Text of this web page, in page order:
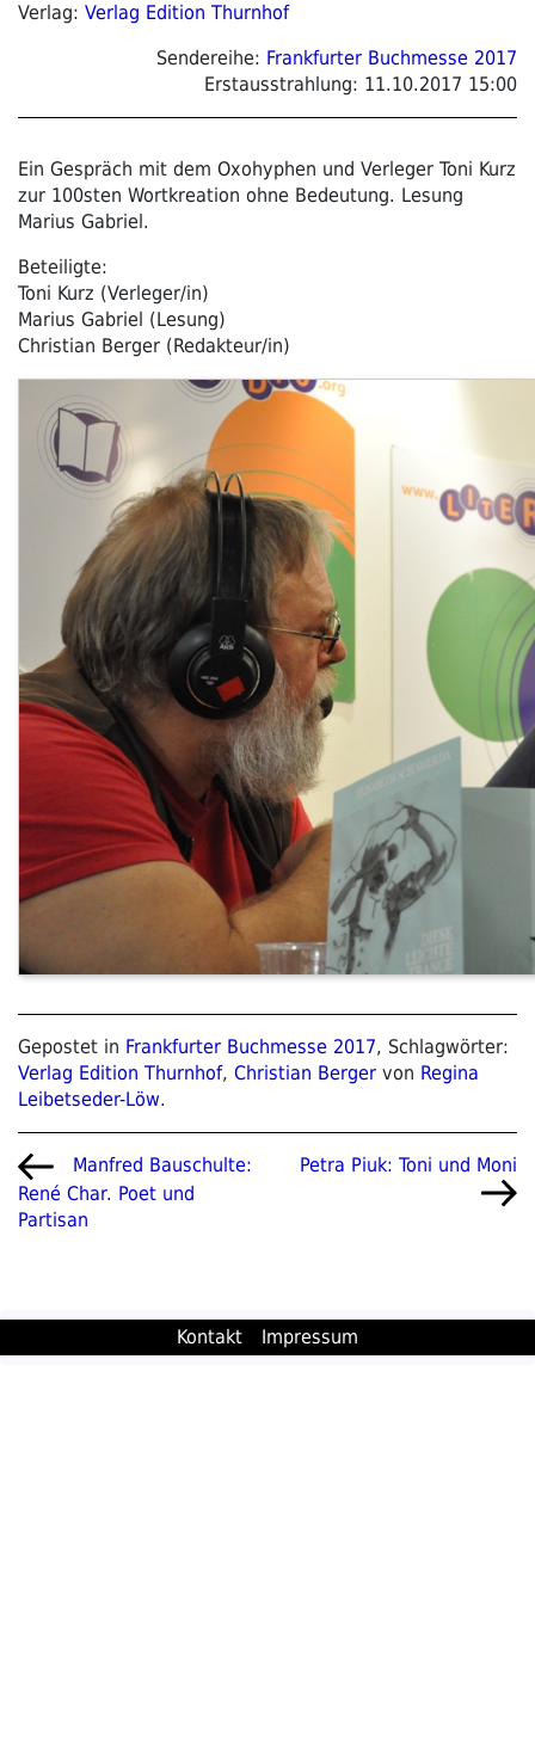
Verlag: Verlag Edition Thurnhof
Sendereihe: Frankfurter Buchmesse 2017
Erstausstrahlung: 11.10.2017 15:00
Ein Gespräch mit dem Oxohyphen und Verleger Toni Kurz
zur 100sten Wortkreation ohne Bedeutung. Lesung
Marius Gabriel.
Beteiligte:
Toni Kurz (Verleger/in)
Marius Gabriel (Lesung)
Christian Berger (Redakteur/in)
Gepostet in Frankfurter Buchmesse 2017, Schlagwörter:
Verlag Edition Thurnhof, Christian Berger von Regina
Leibetseder-Löw.
Beitragsnavigation
Vorheriger
Beitrag
Manfred Bauschulte:
René Char. Poet und
Partisan
Nächster
Petra Piuk: Toni und Moni
Kontakt Impressum